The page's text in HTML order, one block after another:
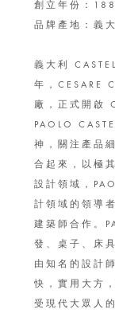
創立年份：
品牌產地：義大
義大利
年，CESARE
廠，正式開啟
PAOLO
神，關注產品
合起來，以極
設計領域，
計領域的領導
建築師合作。
發、桌子、床
由知名的設計
快，實用大方
受現代大眾人